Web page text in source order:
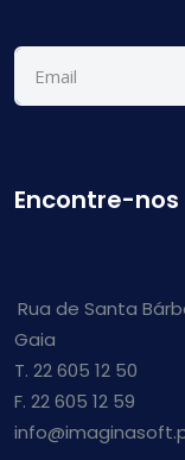
Encontre-nos
Rua de Santa
Gaia
T. 22 605 12 50
F. 22 605 12 59